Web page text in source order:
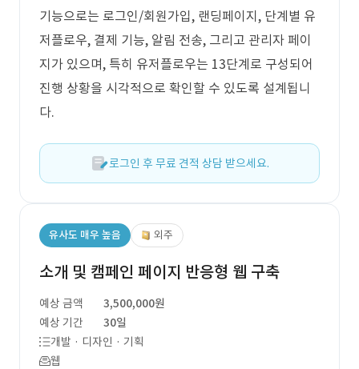
기능으로는 로그인/회원가입, 랜딩페이지, 단계별 유
저플로우, 결제 기능, 알림 전송, 그리고 관리자 페이
지가 있으며, 특히 유저플로우는 13단계로 구성되어
진행 상황을 시각적으로 확인할 수 있도록 설계됩니
다.
로그인 후 무료 견적 상담 받으세요.
유사도 매우 높음 외주
소개 및 캠페인 페이지 반응형 웹 구축
예상 금액
3,500,000원
예상 기간
30일
개발 · 디자인 · 기획
웹